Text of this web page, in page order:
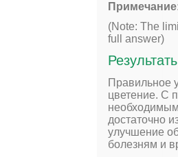
(Note: The
full answer)
Правильное
цветение. С
достаточно
улучшение
болезням и